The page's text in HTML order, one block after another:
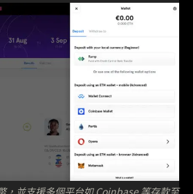
，並支援多個平台如 Coinbase 等存款至